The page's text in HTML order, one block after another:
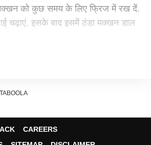
को कुछ समय के लिए फ्रिज में रख दें.
चढ़ाएं. इसके बाद इसमें ठंडा मक्खन डाल
ज्यादा समय तक जलने न दें.
CAREERS